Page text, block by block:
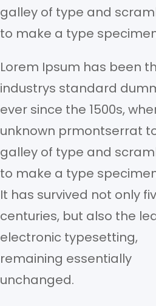
galley of type and
to make a type
Lorem Ipsum has been
industrys standard
ever since the 1500s,
unknown prmontserrat
galley of type and
to make a type
It has survived not only
centuries, but also the
electronic typesetting,
remaining essentially
unchanged.